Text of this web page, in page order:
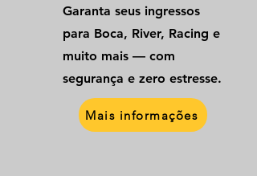
Garanta seus ingressos
para Boca, River, Racing e
muito mais — com
segurança e zero estresse.
Mais informações